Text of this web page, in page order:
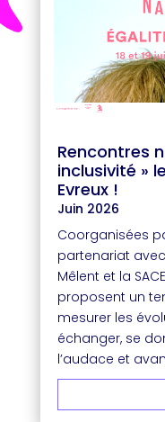
Rencontres
inclusivité »
Evreux !
Juin 2026
Coorganisées
partenariat avec
Mêlent et la
proposent un
mesurer les
échanger, se
l’audace et